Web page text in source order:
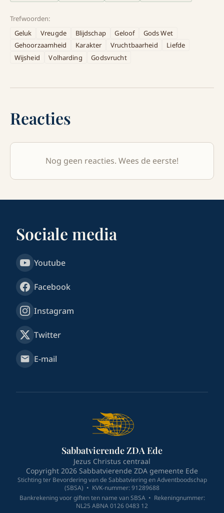
Trefwoorden:
Geluk
Vreugde Blijdschap Geloof
Gods Wet
Gehoorzaamheid
Karakter Vruchtbaarheid
Liefde
Wijsheid
Volharding Godsvrucht
Reacties
Nog geen reacties. Wees de eerste!
Sociale media
Youtube
Facebook
Instagram
Twitter
E-mail
Sabbatvierende ZDA Ede
Jezus Christus centraal
Copyright 2026 Sabbatvierende ZDA gemeente Ede
Stichting ter Bevordering van de Sabbatviering en Adventboodschap
(SBSA) • KVK-nummer: 91289688
Bankrekening voor giften ten name van SBSA • Rekeningnummer:
NL25 ABNA 0126 0483 12